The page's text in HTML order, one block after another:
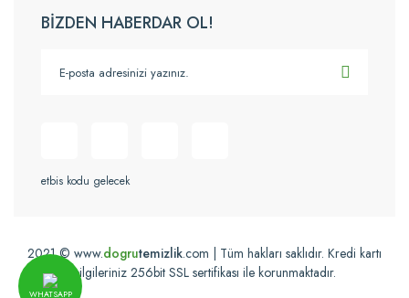
BİZDEN HABERDAR OL!
etbis kodu gelecek
2021 © www.dogrutemizlik.com | Tüm hakları saklıdır. Kredi kartı
bilgileriniz 256bit SSL sertifikası ile korunmaktadır.
WHATSAPP